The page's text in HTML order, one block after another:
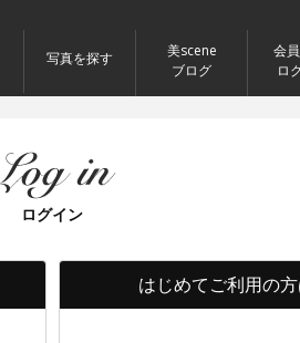
写真を探す
美scene
ブログ
会
ロ
ログイン
はじめてご利用の